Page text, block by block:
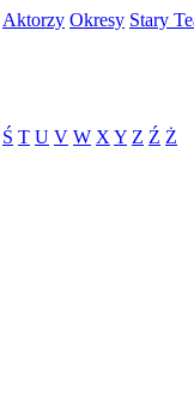
Aktorzy Okresy Stary
Ś T U V W X Y Z Ź Ż